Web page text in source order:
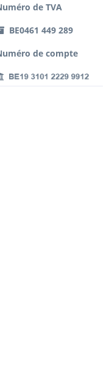
de TVA
BE0461 449 289
de compte